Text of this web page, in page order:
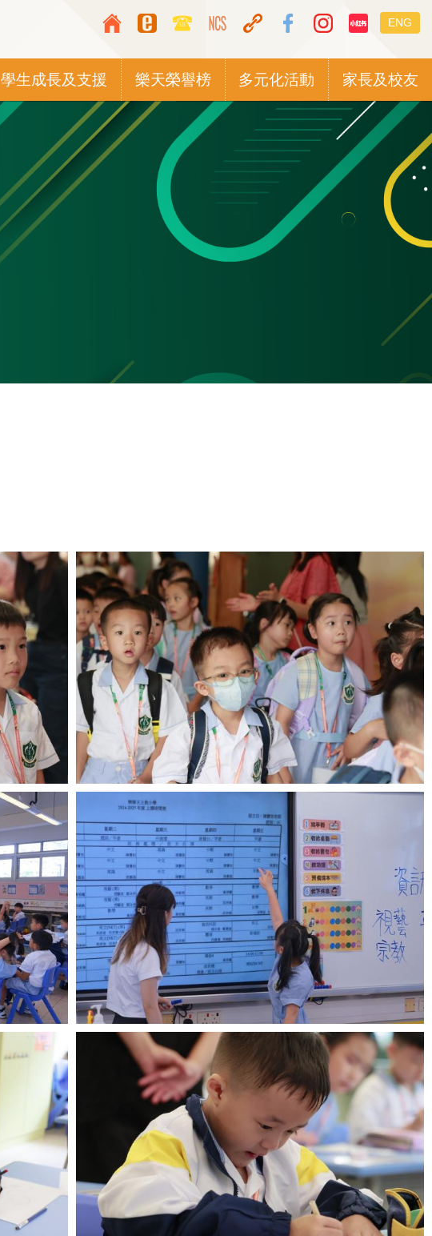
Top
Media
Icon
Button
switcher
ENG
學生成長及支援 樂天榮譽榜 多元化活動 家長及校友